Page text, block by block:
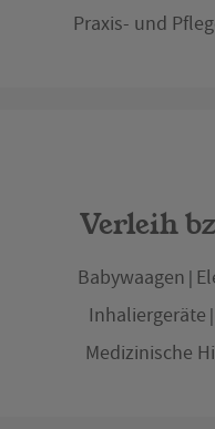
Praxis- und
Verleih
Babywaagen
Inhaliergeräte
Medizinische